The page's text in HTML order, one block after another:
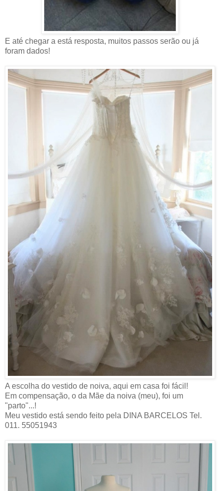
E até chegar a está resposta, muitos passos serão ou já
foram dados!
A escolha do vestido de noiva, aqui em casa foi fácil!
Em compensação, o da Mãe da noiva (meu), foi um
"parto"...!
Meu vestido está sendo feito pela DINA BARCELOS Tel.
011. 55051943